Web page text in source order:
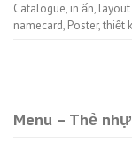
Catalogue, in ấn, layout
namecard, Poster,thiết
Menu – Thẻ